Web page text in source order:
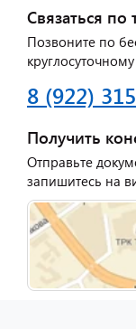
Связаться по
Позвоните по
8 (922)
Получить
Отправьте
запишитесь на